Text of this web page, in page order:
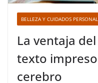
BELLEZA Y CUIDADOS
La ventaja
texto
cerebro